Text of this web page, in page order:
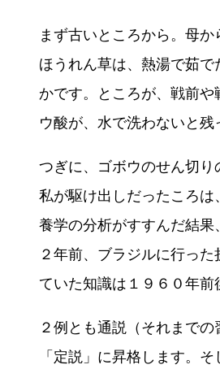
まず古いところから。母か
ほうれん草は、熱湯で茹
かです。ところが、戦前
ウ酸が、水で洗わないと残
つぎに、ゴボウのせん切り
私が駆け出しだったころ
養学の分析がすすんだ結果
２年前、ブラジルに行っ
ていた知識は１９６０年前
２例とも通説（それまで
「定説」に昇格します。